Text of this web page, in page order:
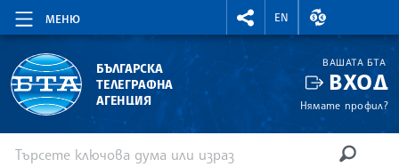
МЕНЮ
RIGHTMENU.SOCIAL
EN
ВАЛУТНИ
БЪЛГАРСКА
ТЕЛЕГРАФНА
АГЕНЦИЯ
ВАШАТА БТА
ВХОД
Нямате профил?